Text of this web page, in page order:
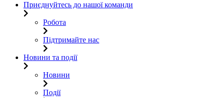
Приєднуйтесь до нашої команди
Робота
Підтримайте нас
Новини та події
Новини
Події